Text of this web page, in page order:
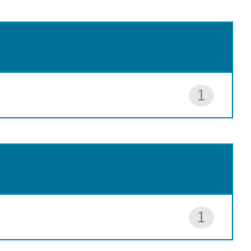
1
1